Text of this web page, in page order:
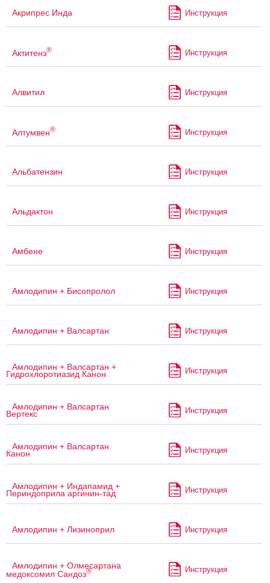
Акрипрес Инда Инструкция
Актитенз® Инструкция
Алвитил Инструкция
Алтумвен® Инструкция
Альбатензин Инструкция
Альдактон Инструкция
Амбене Инструкция
Амлодипин + Бисопролол Инструкция
Амлодипин + Валсартан Инструкция
Амлодипин + Валсартан +
Гидрохлоротиазид Канон Инструкция
Амлодипин + Валсартан
Вертекс Инструкция
Амлодипин + Валсартан
Канон Инструкция
Амлодипин + Индапамид +
Периндоприла аргинин-тад Инструкция
Амлодипин + Лизиноприл Инструкция
Амлодипин + Олмесартана
медоксомил Сандоз® Инструкция